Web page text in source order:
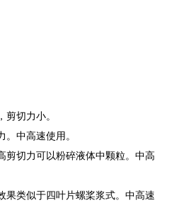
切力小。
中高速使用。
剪切力可以粉碎液体中颗粒。中高
果类似于四叶片螺桨浆式。中高速